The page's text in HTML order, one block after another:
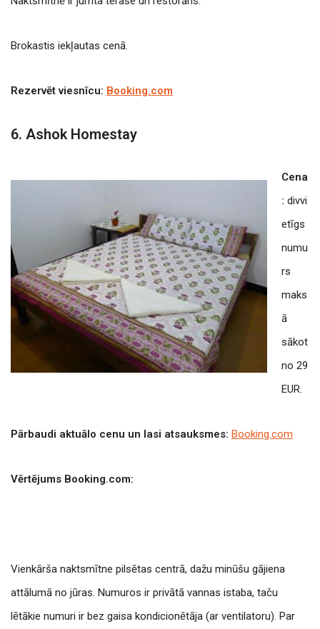
Brokastis iekļautas cenā.
Rezervēt viesnīcu: Booking.com
6. Ashok Homestay
Cena
: divvi
etīgs
numu
rs
maks
ā
sākot
no 29
EUR.
Pārbaudi aktuālo cenu un lasi atsauksmes: Booking.com
Vērtējums Booking.com:
Vienkārša naktsmītne pilsētas centrā, dažu minūšu gājiena
attālumā no jūras. Numuros ir privātā vannas istaba, taču
lētākie numuri ir bez gaisa kondicionētāja (ar ventilatoru). Par